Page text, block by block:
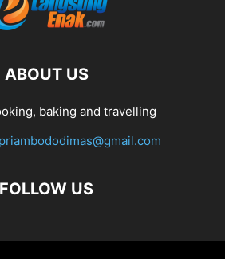
ABOUT US
baking and travelling
priambododimas@gmail.com
FOLLOW US